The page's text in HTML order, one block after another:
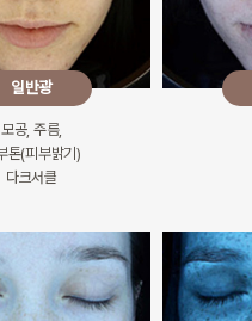
일반광
모공, 주름,
톤(피부밝기)
다크서클